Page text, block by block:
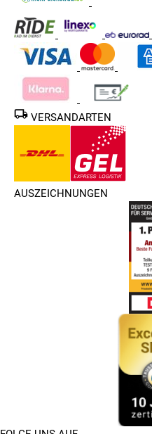
VERSANDARTEN
AUSZEICHNUNGEN